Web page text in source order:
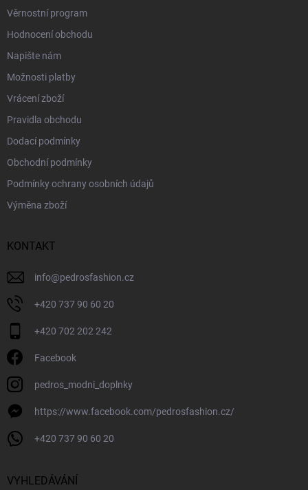
Věrnostní program
Hodnocení obchodu
Napište nám
Možnosti platby
Vrácení zboží
Pravidla obchodu
Dodací podmínky
Obchodní podmínky
Podmínky ochrany osobních údajů
Výměna zboží
KONTAKT
info@pedrosfashion.cz
+420 737 90 60 20
+420 702 202 242
Facebook
pedros_modni_doplnky
https://www.facebook.com/pedrosfashion.cz/
+420 737 90 60 20
VYHLEDÁVÁNÍ